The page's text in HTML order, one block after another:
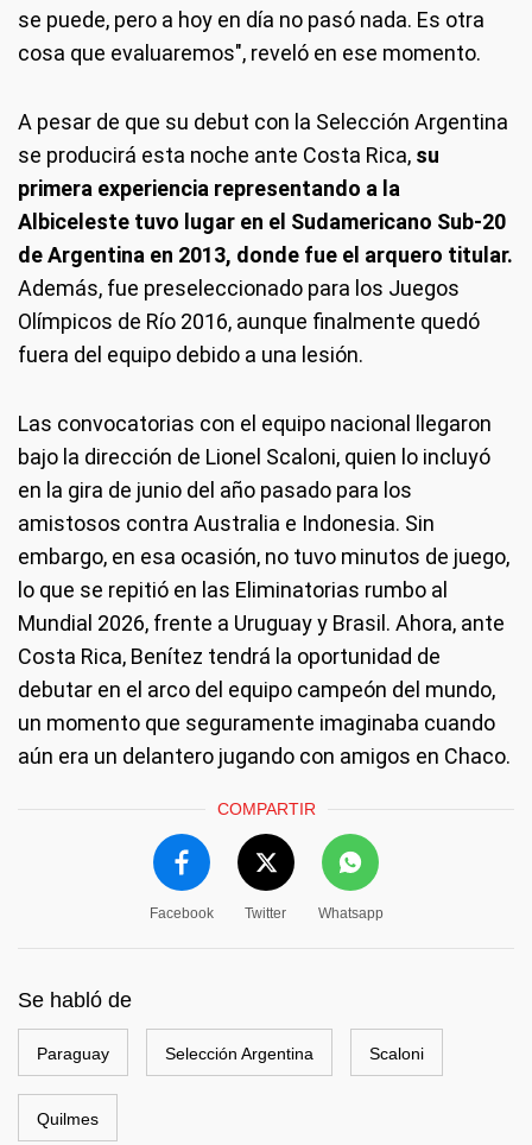
se puede, pero a hoy en día no pasó nada. Es otra
cosa que evaluaremos", reveló en ese momento.
A pesar de que su debut con la Selección Argentina
se producirá esta noche ante Costa Rica, su
primera experiencia representando a la
Albiceleste tuvo lugar en el Sudamericano Sub-20
de Argentina en 2013, donde fue el arquero titular.
Además, fue preseleccionado para los Juegos
Olímpicos de Río 2016, aunque finalmente quedó
fuera del equipo debido a una lesión.
Las convocatorias con el equipo nacional llegaron
bajo la dirección de Lionel Scaloni, quien lo incluyó
en la gira de junio del año pasado para los
amistosos contra Australia e Indonesia. Sin
embargo, en esa ocasión, no tuvo minutos de juego,
lo que se repitió en las Eliminatorias rumbo al
Mundial 2026, frente a Uruguay y Brasil. Ahora, ante
Costa Rica, Benítez tendrá la oportunidad de
debutar en el arco del equipo campeón del mundo,
un momento que seguramente imaginaba cuando
aún era un delantero jugando con amigos en Chaco.
COMPARTIR
Facebook Twitter Whatsapp
Se habló de
Paraguay Selección Argentina Scaloni
Quilmes